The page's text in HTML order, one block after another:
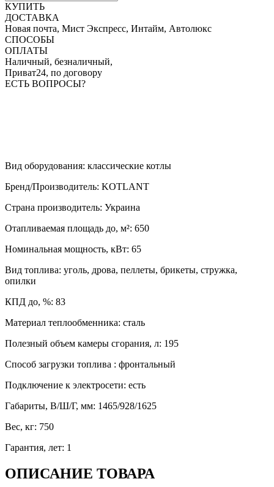
КУПИТЬ
ДОСТАВКА
Новая почта, Мист Экспресс, Интайм, Автолюкс
СПОСОБЫ
ОПЛАТЫ
Наличный, безналичный,
Приват24, по договору
ЕСТЬ ВОПРОСЫ?
Вид оборудования: классические котлы
Бренд/Производитель: KOTLANT
Страна производитель: Украина
Отапливаемая площадь до, м²: 650
Номинальная мощность, кВт: 65
Вид топлива: уголь, дрова, пеллеты, брикеты, стружка,
опилки
КПД до, %: 83
Материал теплообменника: сталь
Полезный объем камеры сгорания, л: 195
Способ загрузки топлива : фронтальный
Подключение к электросети: есть
Габариты, В/Ш/Г, мм: 1465/928/1625
Вес, кг: 750
Гарантия, лет: 1
ОПИСАНИЕ ТОВАРА